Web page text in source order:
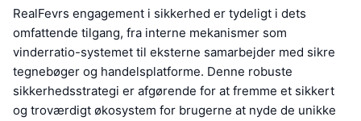
RealFevrs engagement i sikkerhed er tydeligt i dets
omfattende tilgang, fra interne mekanismer som
vinderratio-systemet til eksterne samarbejder med sikre
tegnebøger og handelsplatforme. Denne robuste
sikkerhedsstrategi er afgørende for at fremme et sikkert
og troværdigt økosystem for brugerne at nyde de unikke